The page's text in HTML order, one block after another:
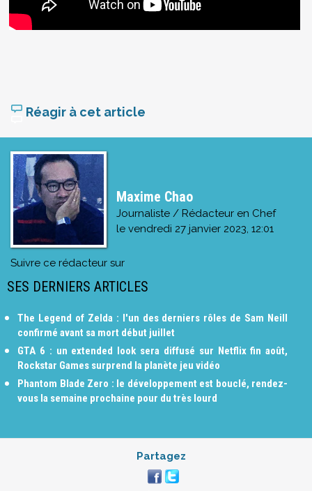
Réagir à cet article
Maxime Chao
Journaliste / Rédacteur en Chef
le vendredi 27 janvier 2023, 12:01
Suivre ce rédacteur sur
SES DERNIERS ARTICLES
The Legend of Zelda : l'un des derniers rôles de Sam Neill
confirmé avant sa mort début juillet
GTA 6 : un extended look sera diffusé sur Netflix fin août,
Rockstar Games surprend la planète jeu vidéo
Phantom Blade Zero : le développement est bouclé, rendez-
vous la semaine prochaine pour du très lourd
Partagez